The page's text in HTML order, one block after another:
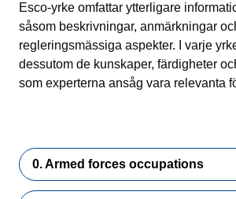
Esco-yrke omfattar ytterligare
såsom beskrivningar, anmärkningar
regleringsmässiga aspekter. I varje
dessutom de kunskaper, färdigheter
som experterna ansåg vara relevanta
0. Armed forces occupations